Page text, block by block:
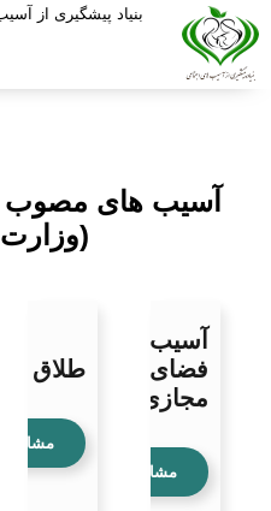
بنیاد پیشگیری از
آسیب های مصوب
آسیب‌های
فضای
مجازی
مشاهده
طلاق
مشاهده